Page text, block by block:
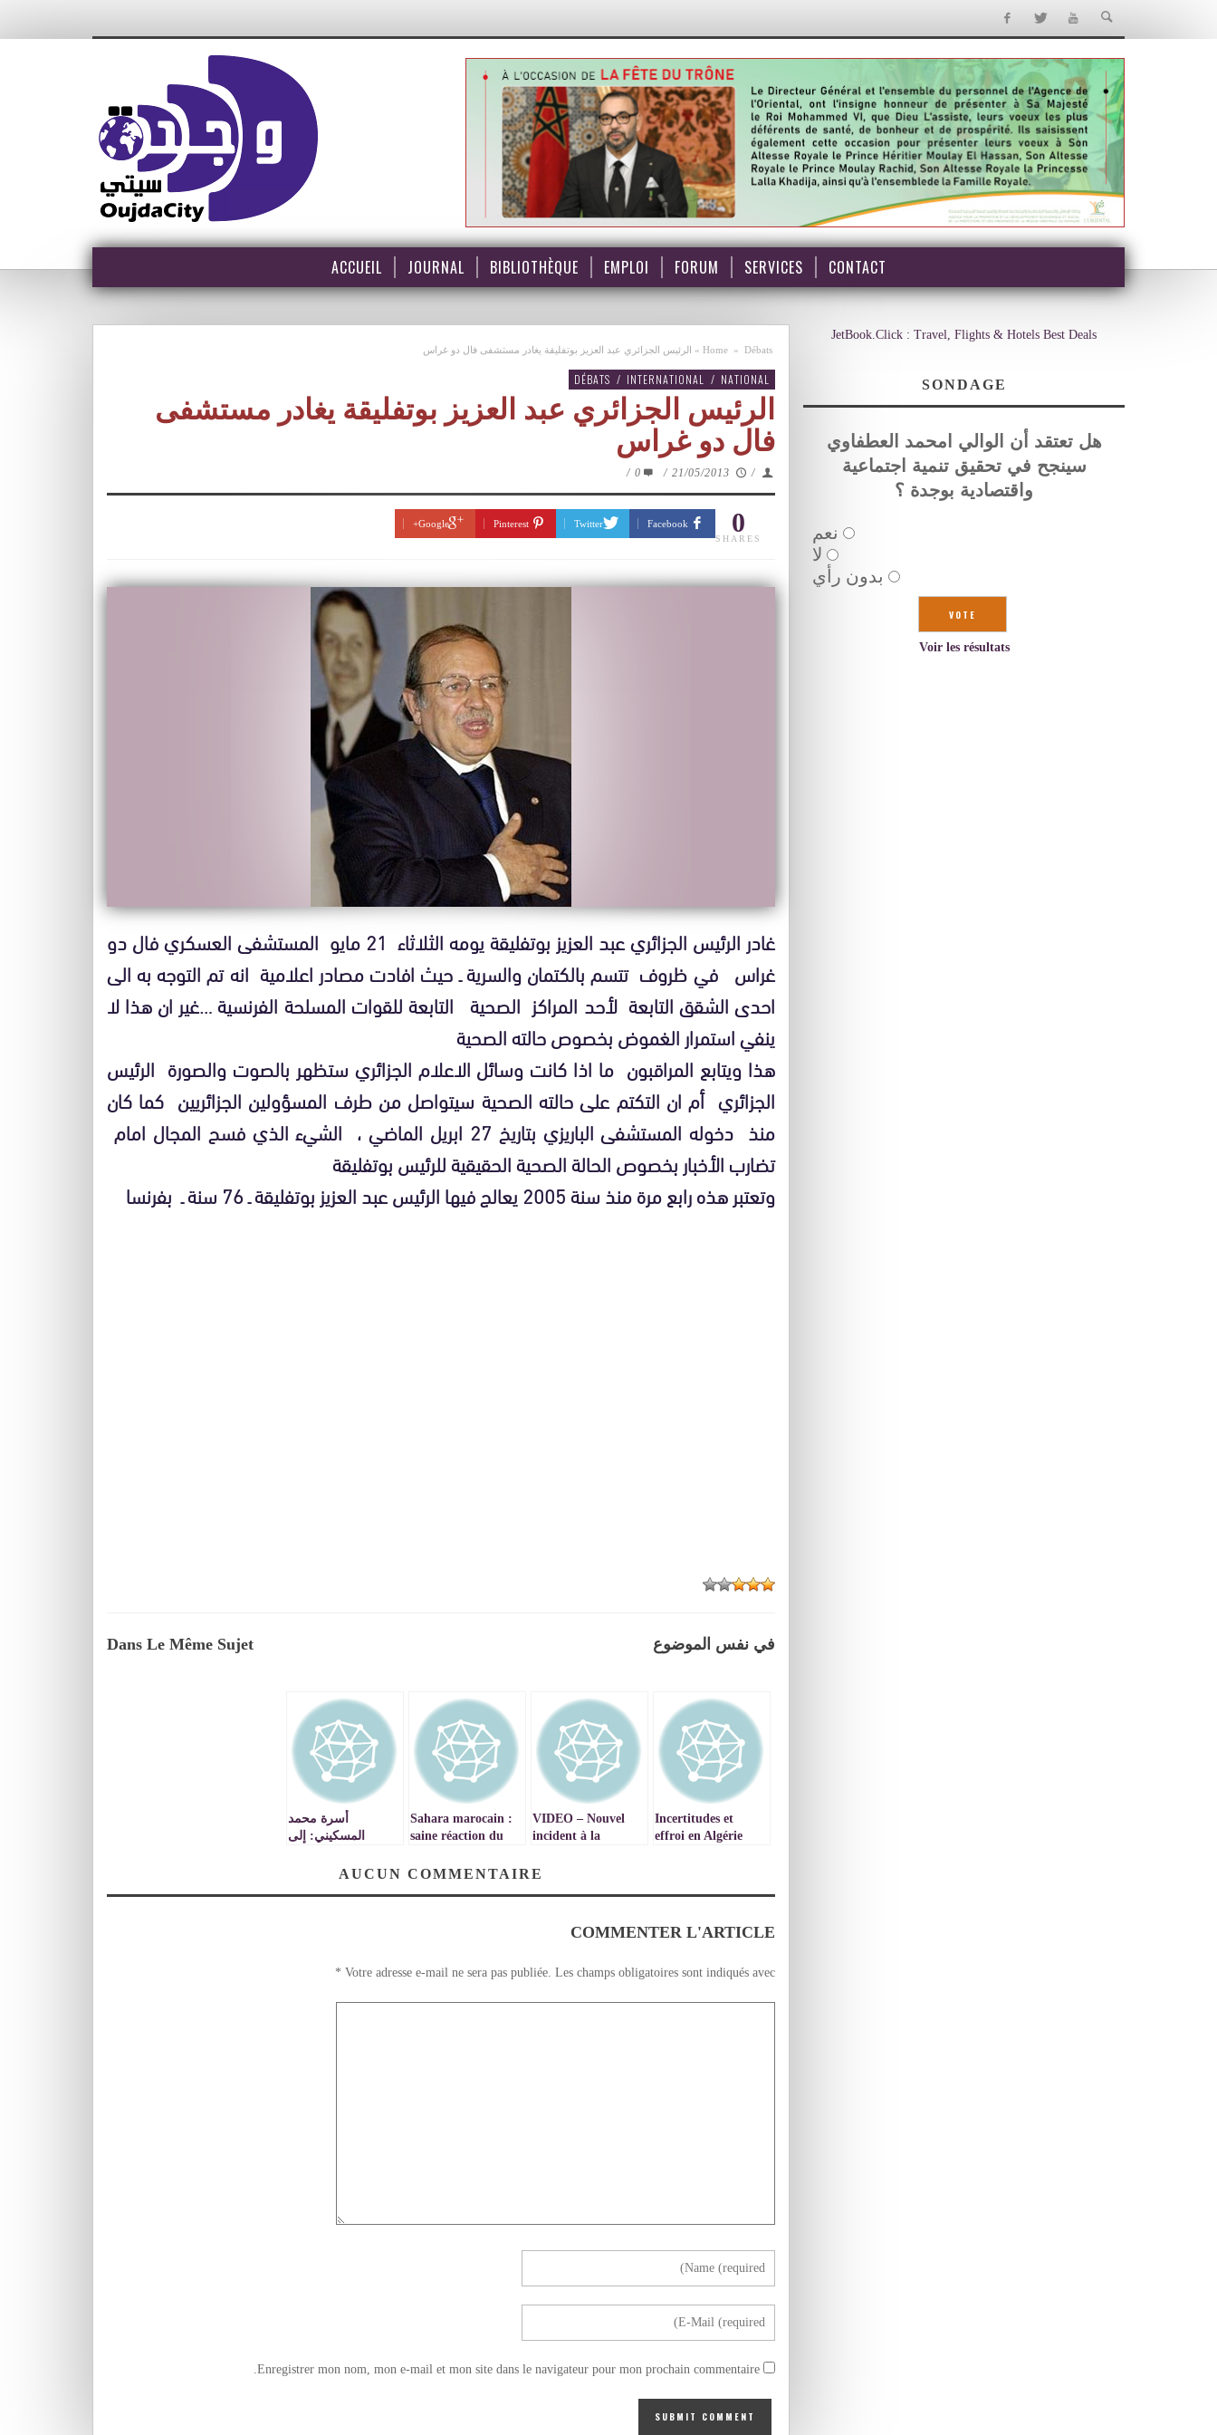
ACCUEIL JOURNAL BIBLIOTHÈQUE EMPLOI FORUM SERVICES CONTACT
Home » Débats
» الرئيس الجزائري عبد العزيز بوتفليقة يغادر مستشفى فال دو غراس
DÉBATS / INTERNATIONAL / NATIONAL
الرئيس الجزائري عبد العزيز بوتفليقة يغادر مستشفى
فال دو غراس
/
21/05/2013
/
0
/
0
SHARES
Facebook
Twitter
Pinterest
Google+
غادر الرئيس الجزائري عبد العزيز بوتفليقة يومه الثلاثاء 21 مايو المستشفى العسكري فال دو
غراس في ظروف تتسم بالكتمان والسرية ـ حيث افادت مصادر اعلامية انه تم التوجه به الى
احدى الشقق التابعة لأحد المراكز الصحية التابعة للقوات المسلحة الفرنسية …غير ان هذا لا
ينفي استمرار الغموض بخصوص حالته الصحية
هذا ويتابع المراقبون ما اذا كانت وسائل الاعلام الجزائري ستظهر بالصوت والصورة الرئيس
الجزائري أم ان التكتم على حالته الصحية سيتواصل من طرف المسؤولين الجزائريين كما كان
منذ دخوله المستشفى الباريزي بتاريخ 27 ابريل الماضي ، الشيء الذي فسح المجال امام
تضارب الأخبار بخصوص الحالة الصحية الحقيقية للرئيس بوتفليقة
وتعتبر هذه رابع مرة منذ سنة 2005 يعالج فيها الرئيس عبد العزيز بوتفليقة ـ 76 سنة ـ بفرنسا
Dans Le Même Sujet في نفس الموضوع
Incertitudes et
effroi en Algérie
VIDEO – Nouvel
incident à la
marocaine : le
l’Oriental.
Sahara marocain :
saine réaction du
Européen
أسرة محمد
المسكيني: إلى
AUCUN COMMENTAIRE
COMMENTER L'ARTICLE
Votre adresse e-mail ne sera pas publiée. Les champs obligatoires sont indiqués avec
*
Enregistrer mon nom, mon e-mail et mon site dans le navigateur pour mon prochain commentaire.
JetBook.Click : Travel, Flights & Hotels Best Deals
SONDAGE
هل تعتقد أن الوالي امحمد العطفاوي
سينجح في تحقيق تنمية اجتماعية
واقتصادية بوجدة ؟
نعم
لا
بدون رأي
Voir les résultats